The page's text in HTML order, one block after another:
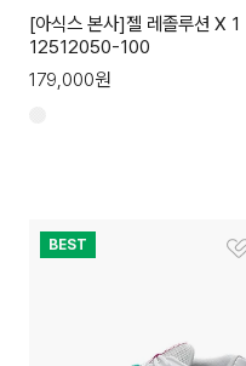
[아식스 본사]젤 레졸루션 X 1
12512050-100
179,000원
BEST